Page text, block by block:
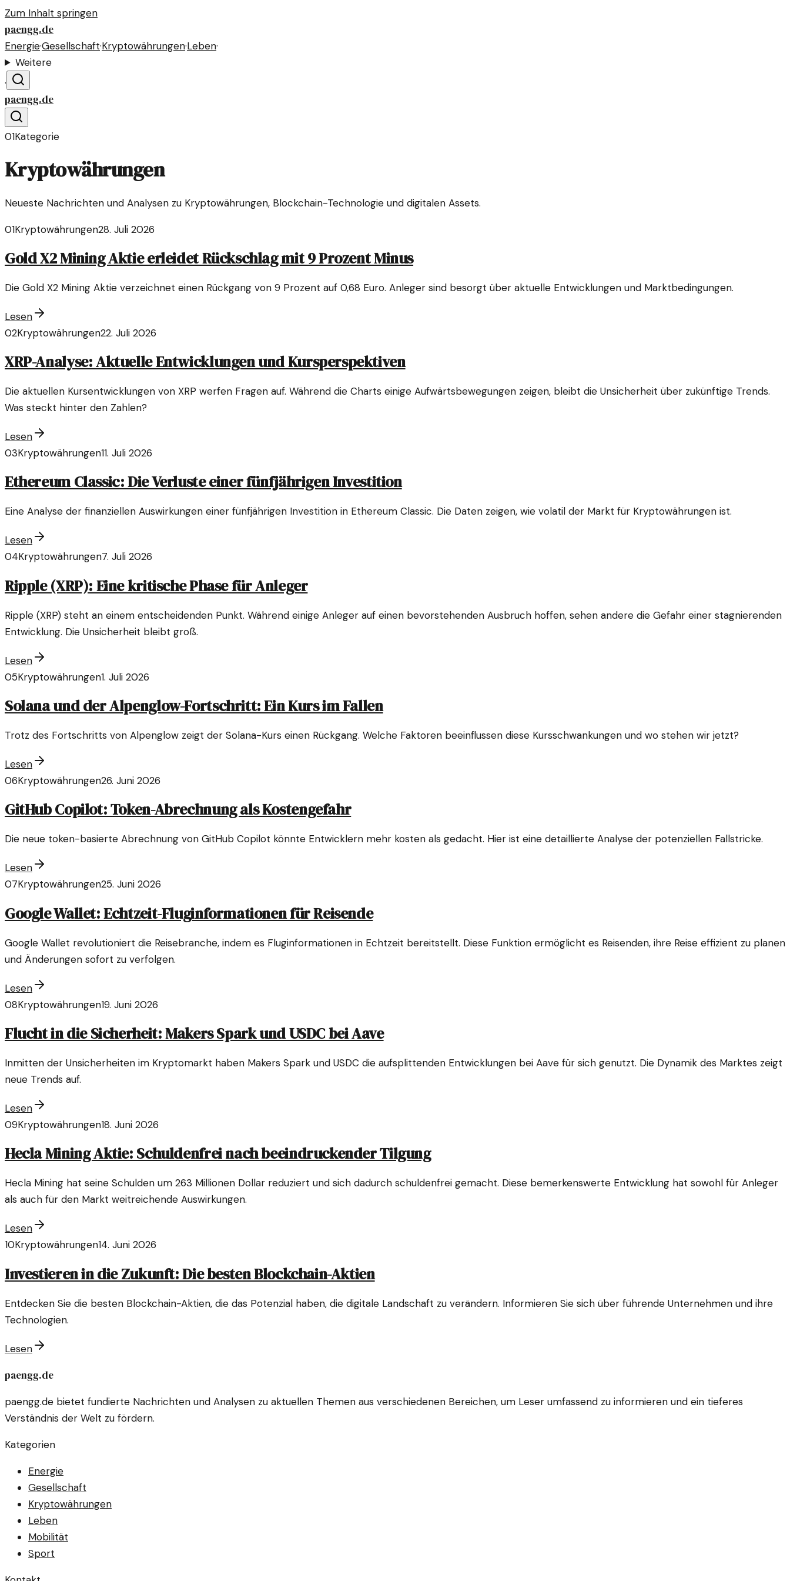
Zum Inhalt springen
paengg.de
Energie·Gesellschaft·Kryptowährungen·Leben·
Weitere
·
paengg.de
01Kategorie
Kryptowährungen
Neueste Nachrichten und Analysen zu Kryptowährungen, Blockchain-Technologie und digitalen Assets.
01Kryptowährungen28. Juli 2026
Gold X2 Mining Aktie erleidet Rückschlag mit 9 Prozent Minus
Die Gold X2 Mining Aktie verzeichnet einen Rückgang von 9 Prozent auf 0,68 Euro. Anleger sind besorgt über aktuelle Entwicklungen und Marktbedingungen.
Lesen
02Kryptowährungen22. Juli 2026
XRP-Analyse: Aktuelle Entwicklungen und Kursperspektiven
Die aktuellen Kursentwicklungen von XRP werfen Fragen auf. Während die Charts einige Aufwärtsbewegungen zeigen, bleibt die Unsicherheit über zukünftige Trends.
Was steckt hinter den Zahlen?
Lesen
03Kryptowährungen11. Juli 2026
Ethereum Classic: Die Verluste einer fünfjährigen Investition
Eine Analyse der finanziellen Auswirkungen einer fünfjährigen Investition in Ethereum Classic. Die Daten zeigen, wie volatil der Markt für Kryptowährungen ist.
Lesen
04Kryptowährungen7. Juli 2026
Ripple (XRP): Eine kritische Phase für Anleger
Ripple (XRP) steht an einem entscheidenden Punkt. Während einige Anleger auf einen bevorstehenden Ausbruch hoffen, sehen andere die Gefahr einer stagnierenden
Entwicklung. Die Unsicherheit bleibt groß.
Lesen
05Kryptowährungen1. Juli 2026
Solana und der Alpenglow-Fortschritt: Ein Kurs im Fallen
Trotz des Fortschritts von Alpenglow zeigt der Solana-Kurs einen Rückgang. Welche Faktoren beeinflussen diese Kursschwankungen und wo stehen wir jetzt?
Lesen
06Kryptowährungen26. Juni 2026
GitHub Copilot: Token-Abrechnung als Kostengefahr
Die neue token-basierte Abrechnung von GitHub Copilot könnte Entwicklern mehr kosten als gedacht. Hier ist eine detaillierte Analyse der potenziellen Fallstricke.
Lesen
07Kryptowährungen25. Juni 2026
Google Wallet: Echtzeit-Fluginformationen für Reisende
Google Wallet revolutioniert die Reisebranche, indem es Fluginformationen in Echtzeit bereitstellt. Diese Funktion ermöglicht es Reisenden, ihre Reise effizient zu planen
und Änderungen sofort zu verfolgen.
Lesen
08Kryptowährungen19. Juni 2026
Flucht in die Sicherheit: Makers Spark und USDC bei Aave
Inmitten der Unsicherheiten im Kryptomarkt haben Makers Spark und USDC die aufsplittenden Entwicklungen bei Aave für sich genutzt. Die Dynamik des Marktes zeigt
neue Trends auf.
Lesen
09Kryptowährungen18. Juni 2026
Hecla Mining Aktie: Schuldenfrei nach beeindruckender Tilgung
Hecla Mining hat seine Schulden um 263 Millionen Dollar reduziert und sich dadurch schuldenfrei gemacht. Diese bemerkenswerte Entwicklung hat sowohl für Anleger
als auch für den Markt weitreichende Auswirkungen.
Lesen
10Kryptowährungen14. Juni 2026
Investieren in die Zukunft: Die besten Blockchain-Aktien
Entdecken Sie die besten Blockchain-Aktien, die das Potenzial haben, die digitale Landschaft zu verändern. Informieren Sie sich über führende Unternehmen und ihre
Technologien.
Lesen
paengg.de
paengg.de bietet fundierte Nachrichten und Analysen zu aktuellen Themen aus verschiedenen Bereichen, um Leser umfassend zu informieren und ein tieferes
Verständnis der Welt zu fördern.
Kategorien
Energie
Gesellschaft
Kryptowährungen
Leben
Mobilität
Sport